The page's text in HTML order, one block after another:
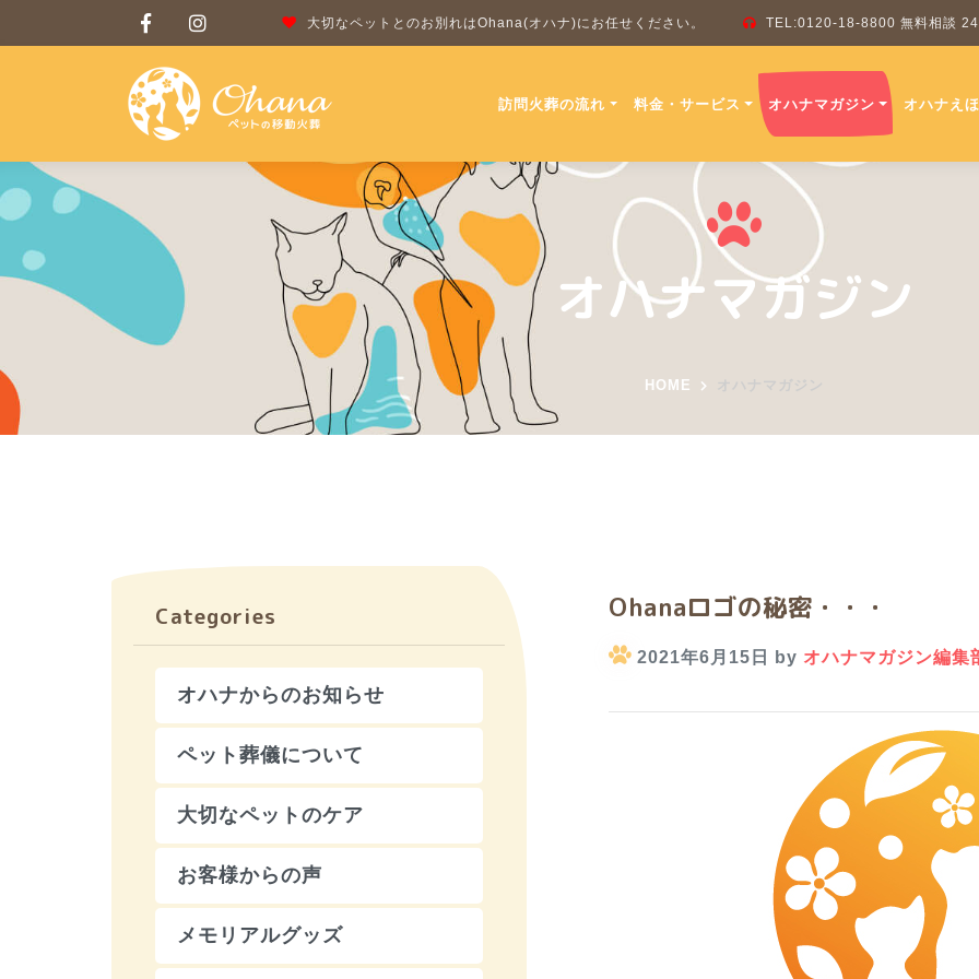
大切なペットとのお別れはOhana(オハナ)にお任せください。 TEL:0120-18-8800 無料相談
訪問火葬の流れ 料金・サービス オハナマガジン オハナえ
オハナマガジン
HOME
Ohanaロゴの秘密・・・
2021年6月15日 by オハナマガジン編集
Categories
オハナからのお知らせ
ペット葬儀について
大切なペットのケア
お客様からの声
メモリアルグッズ